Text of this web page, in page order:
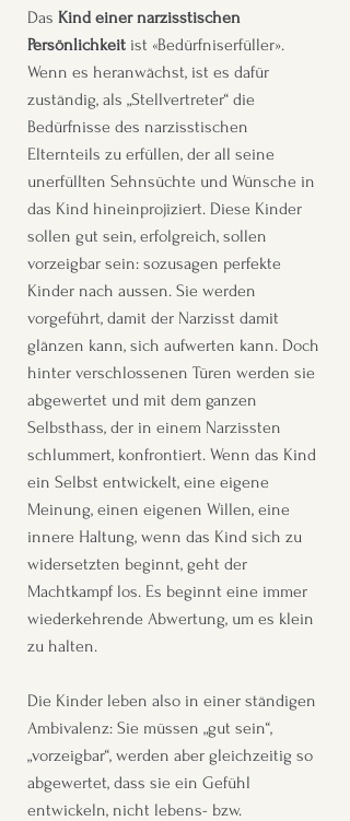
Das Kind einer narzisstischen
Persönlichkeit ist «Bedürfniserfüller».
Wenn es heranwächst, ist es dafür
zuständig, als „Stellvertreter“ die
Bedürfnisse des narzisstischen
Elternteils zu erfüllen, der all seine
unerfüllten Sehnsüchte und Wünsche in
das Kind hineinprojiziert. Diese Kinder
sollen gut sein, erfolgreich, sollen
vorzeigbar sein: sozusagen perfekte
Kinder nach aussen. Sie werden
vorgeführt, damit der Narzisst damit
glänzen kann, sich aufwerten kann. Doch
hinter verschlossenen Türen werden sie
abgewertet und mit dem ganzen
Selbsthass, der in einem Narzissten
schlummert, konfrontiert. Wenn das Kind
ein Selbst entwickelt, eine eigene
Meinung, einen eigenen Willen, eine
innere Haltung, wenn das Kind sich zu
widersetzten beginnt, geht der
Machtkampf los. Es beginnt eine immer
wiederkehrende Abwertung, um es klein
zu halten.
Die Kinder leben also in einer ständigen
Ambivalenz: Sie müssen „gut sein“,
„vorzeigbar“, werden aber gleichzeitig so
abgewertet, dass sie ein Gefühl
entwickeln, nicht lebens- bzw.